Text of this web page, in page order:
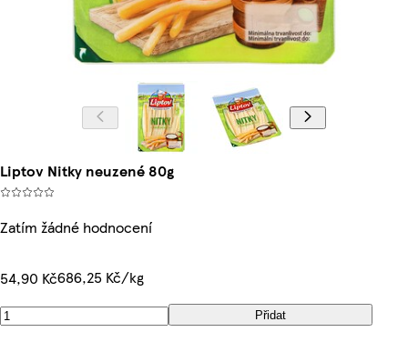
Liptov Nitky neuzené 80g
Zatím žádné hodnocení
54,90 Kč686,25 Kč/kg
Přidat